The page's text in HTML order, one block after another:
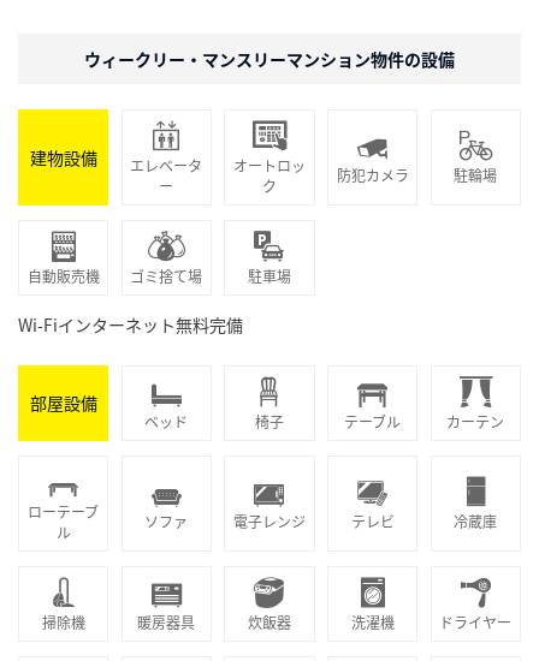
ウィークリー・マンスリーマンション物件の設備
建物設備
エレベータ
ー
オートロッ
ク
防犯カメラ 駐輪場
自動販売機 ゴミ捨て場 駐車場
Wi-Fiインターネット無料完備
部屋設備
ベッド 椅子 テーブル カーテン
ローテーブ
ル
ソファ 電子レンジ テレビ 冷蔵庫
掃除機 暖房器具 炊飯器 洗濯機 ドライヤー